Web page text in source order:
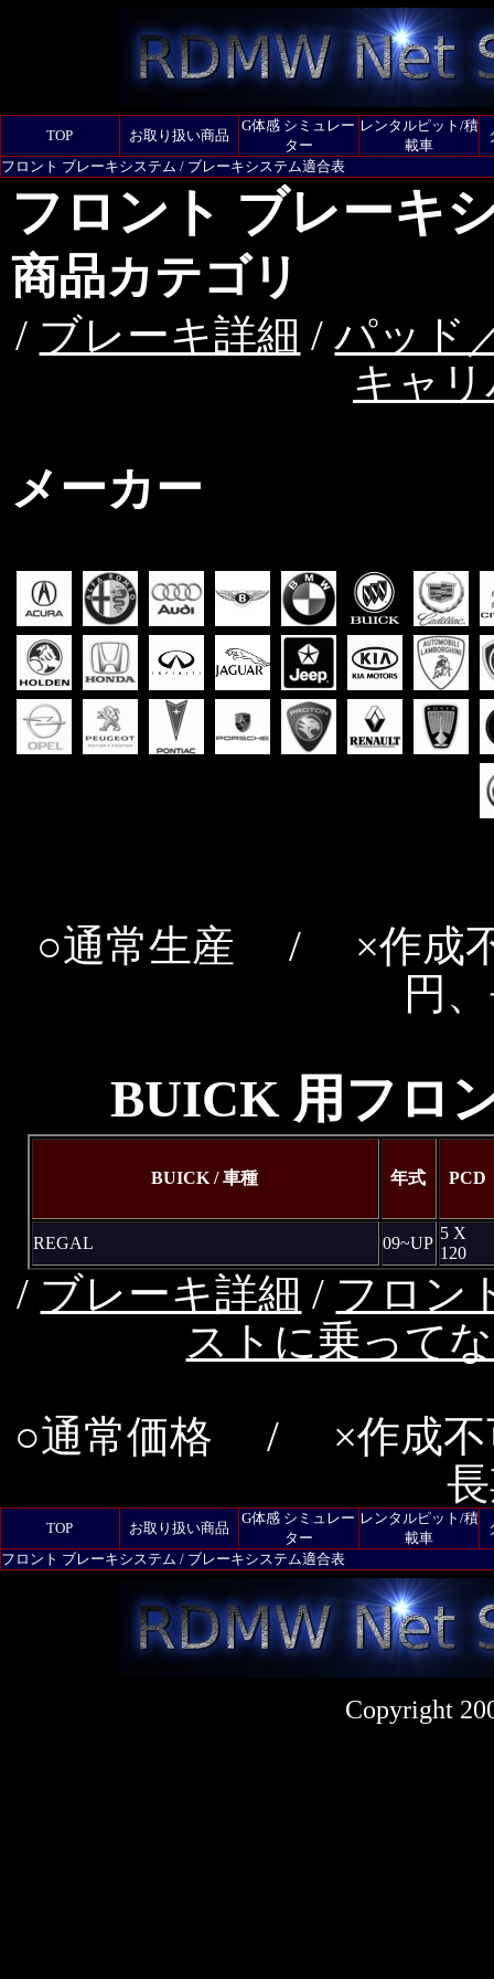
TOP お取り扱い商品
G体感 シミュレー
ター
レンタルピット/積
載車
フロント ブレーキシステム / ブレーキシステム適合表
フロント ブレーキ
商品カテゴリ
/ ブレーキ詳細 /パッド
キャ
メーカー
○通常生産 / ×作成
円
BUICK 用フロ
BUICK / 車種 年式 PCD
REGAL 09~UP
5 X
120
/ ブレーキ詳細 / フロン
ストに乗って
○通常価格 / ×作成
TOP お取り扱い商品
G体感 シミュレー
ター
レンタルピット/積
載車
フロント ブレーキシステム / ブレーキシステム適合表
Copyright